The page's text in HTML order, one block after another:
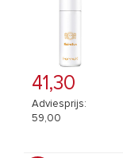
41,30
Adviesprijs:
59,00